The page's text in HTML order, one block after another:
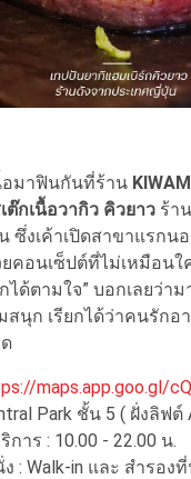
มาฟินกันที่ร้าน
ต๊กเนื้อวากิว คิวยาว ร้า
ซึ่งเค้าเปิดสาขาแรก
คอนเซ็ปต์ที่ไม่เหมือนใ
ด้ตามใจ” บอกเลยว่าม
สนุก เรียกได้ว่าคนรัก
maps.app.goo.gl/
Park ชั้น 5 ( ฝั่งลิฟต์
การ : 10.00 - 22.00 น.
: Walk-in และ สำรอง